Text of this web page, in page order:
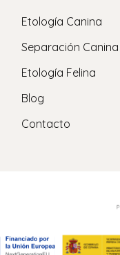
Etología Canina
Separación Canina
Etología Felina
Blog
Contacto